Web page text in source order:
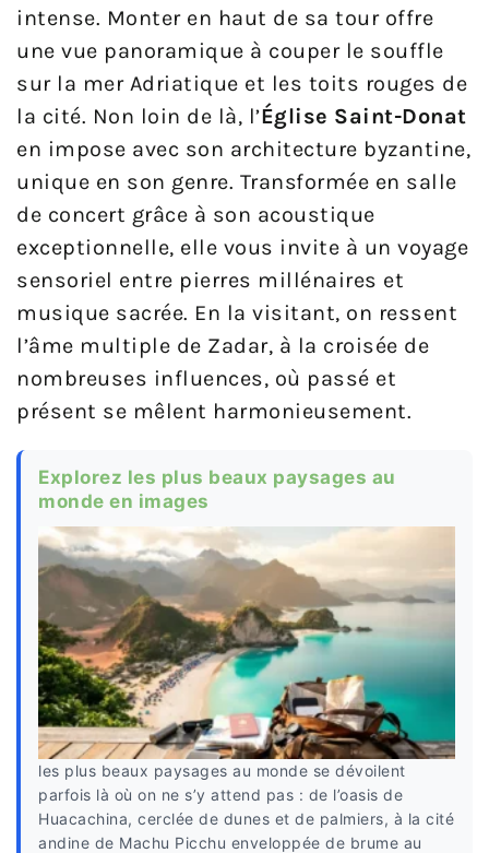
intense. Monter en haut de sa tour offre
une vue panoramique à couper le souffle
sur la mer Adriatique et les toits rouges de
la cité. Non loin de là, l’Église Saint-Donat
en impose avec son architecture byzantine,
unique en son genre. Transformée en salle
de concert grâce à son acoustique
exceptionnelle, elle vous invite à un voyage
sensoriel entre pierres millénaires et
musique sacrée. En la visitant, on ressent
l’âme multiple de Zadar, à la croisée de
nombreuses influences, où passé et
présent se mêlent harmonieusement.
Explorez les plus beaux paysages au
monde en images
les plus beaux paysages au monde se dévoilent
parfois là où on ne s’y attend pas : de l’oasis de
Huacachina, cerclée de dunes et de palmiers, à la cité
andine de Machu Picchu enveloppée de brume au